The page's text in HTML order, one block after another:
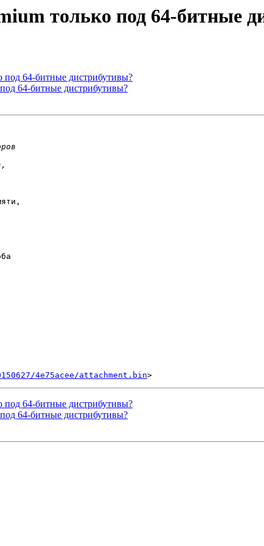
только под 64-битные
под 64-битные дистрибутивы?
64-битные дистрибутивы?
4e75acee/attachment.bin
под 64-битные дистрибутивы?
64-битные дистрибутивы?